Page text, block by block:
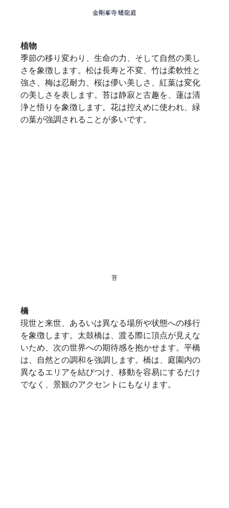
金剛峯寺 蟠龍庭
植物
季節の移り変わり、生命の力、そして自然の美し
さを象徴します。松は長寿と不変、竹は柔軟性と
強さ、梅は忍耐力、桜は儚い美しさ、紅葉は変化
の美しさを表します。苔は静寂と古趣を、蓮は清
浄と悟りを象徴します。花は控えめに使われ、緑
の葉が強調されることが多いです。
苔
橋
現世と来世、あるいは異なる場所や状態への移行
を象徴します。太鼓橋は、渡る際に頂点が見えな
いため、次の世界への期待感を抱かせます。平橋
は、自然との調和を強調します。橋は、庭園内の
異なるエリアを結びつけ、移動を容易にするだけ
でなく、景観のアクセントにもなります。